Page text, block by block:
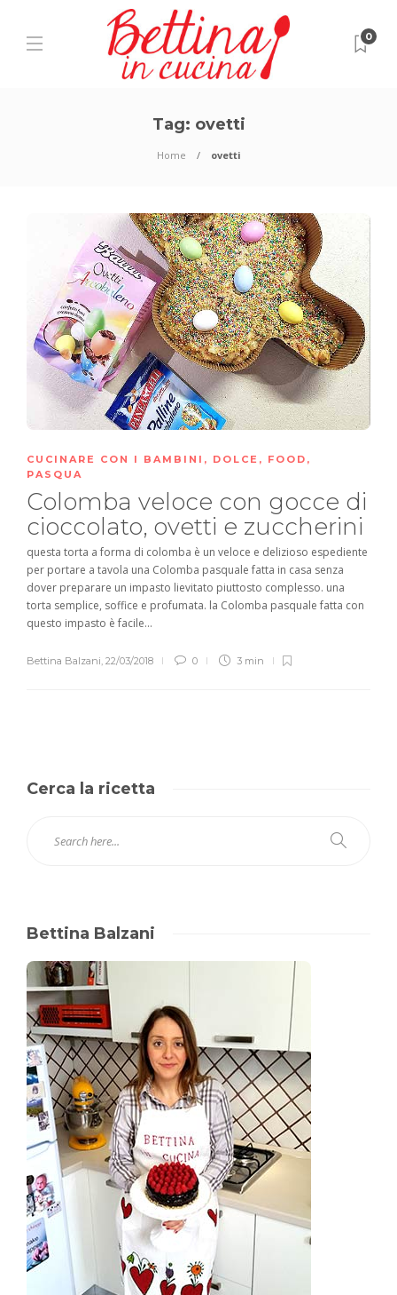
0
Tag: ovetti
Home ovetti
CUCINARE CON I BAMBINI , DOLCE , FOOD ,
PASQUA
Colomba veloce con gocce di
cioccolato, ovetti e zuccherini
questa torta a forma di colomba è un veloce e delizioso espediente
per portare a tavola una Colomba pasquale fatta in casa senza
dover preparare un impasto lievitato piuttosto complesso. una
torta semplice, soffice e profumata. la Colomba pasquale fatta con
questo impasto è facile...
Bettina Balzani, 22/03/2018 0 3 min
Cerca la ricetta
Bettina Balzani